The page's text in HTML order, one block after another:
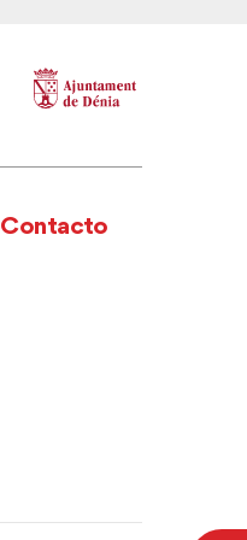
Contacto